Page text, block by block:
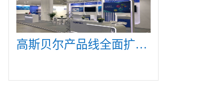
高斯贝尔产品线全面扩展，众多新产品亮相CommunicAsia 2019